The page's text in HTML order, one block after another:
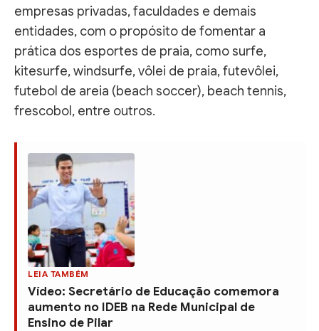
empresas privadas, faculdades e demais
entidades, com o propósito de fomentar a
prática dos esportes de praia, como surfe,
kitesurfe, windsurfe, vôlei de praia, futevôlei,
futebol de areia (beach soccer), beach tennis,
frescobol, entre outros.
LEIA TAMBÉM
Vídeo: Secretário de Educação comemora
aumento no IDEB na Rede Municipal de
Ensino de Pilar